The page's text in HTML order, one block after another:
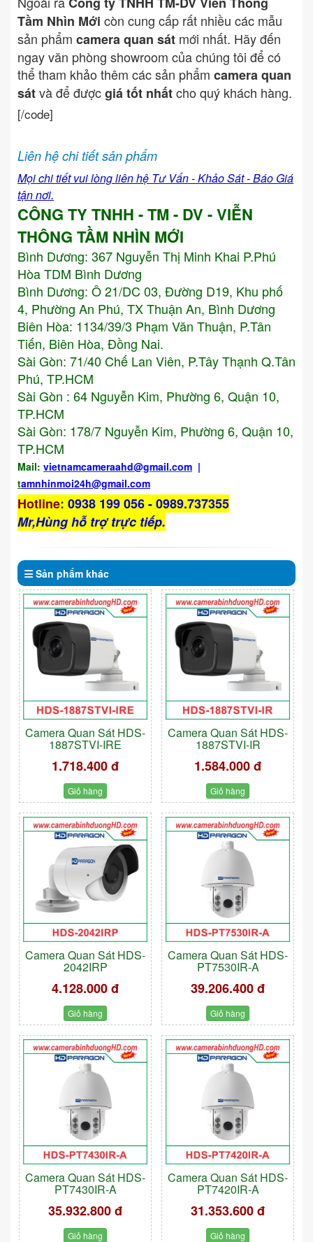
Tầm Nhìn Mới còn cung cấp rất nhiều các mẫu
sản phẩm camera quan sát mới nhất. Hãy đến
ngay văn phòng showroom của chúng tôi để có
thể tham khảo thêm các sản phẩm camera quan
sátvà để đượcgiá tốt nhấtcho quý khách hàng.
[/code]
Liên hệ chi tiết sản phẩm
Mọi chi tiết vui lòng liên hệ Tư Vấn - Khảo Sát - Báo Giá
tận nơi.
CÔNG TY TNHH - TM - DV - VIỄN
THÔNG TẦM NHÌN MỚI
Bình Dương: 367 Nguyễn Thị Minh Khai P.Phú
Hòa TDM Bình Dương
Bình Dương: Ô 21/DC 03, Đường D19, Khu phố
4, Phường An Phú, TX Thuận An, Bình Dương
Biên Hòa: 1134/39/3 Phạm Văn Thuận, P.Tân
Tiến, Biên Hòa, Đồng Nai.
Sài Gòn: 71/40 Chế Lan Viên, P.Tây Thạnh Q.Tân
Phú, TP.HCM
Sài Gòn : 64 Nguyễn Kim, Phường 6, Quận 10,
TP.HCM
Sài Gòn: 178/7 Nguyễn Kim, Phường 6, Quận 10,
TP.HCM
Mail: vietnamcameraahd@gmail.com |
tamnhinmoi24h@gmail.com
Hotline: 0938 199 056 - 0989.737355
Mr,Hùng hỗ trợ trực tiếp.
Sản phẩm khác
Camera Quan Sát HDS-
1887STVI-IRE
1.718.400 đ
Giỏ hàng
Camera Quan Sát HDS-
1887STVI-IR
1.584.000 đ
Giỏ hàng
Camera Quan Sát HDS-
2042IRP
4.128.000 đ
Giỏ hàng
Camera Quan Sát HDS-
PT7530IR-A
39.206.400 đ
Giỏ hàng
Camera Quan Sát HDS-
PT7430IR-A
35.932.800 đ
Giỏ hàng
Camera Quan Sát HDS-
PT7420IR-A
31.353.600 đ
Giỏ hàng